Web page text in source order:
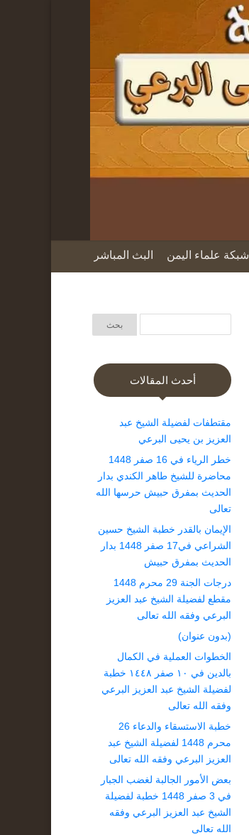
شبكة علماء اليمن البث المباشر
أحدث المقالات
مقتطفات لفضيلة الشيخ عبد
العزيز بن يحيى البرعي
خطر الرياء في 16 صفر 1448
محاضرة للشيخ طاهر الكندي بدار
الحديث بمفرق حبيش حرسها الله
تعالى
الإيمان بالقدر خطبة الشيخ حسين
الشراعي في17 صفر 1448 بدار
الحديث بمفرق حبيش
درجات الجنة 29 محرم 1448
مقطع لفضيلة الشيخ عبد العزيز
البرعي وفقه الله تعالى
(بدون عنوان)
الخطوات العملية في الكمال
بالدين في ١٠ صفر ١٤٤٨ خطبة
لفضيلة الشيخ عبد العزيز البرعي
وفقه الله تعالى
خطبة الاستسقاء والدعاء 26
محرم 1448 لفضيلة الشيخ عبد
العزيز البرعي وفقه الله تعالى
بعض الأمور الجالبة لغضب الجبار
في 3 صفر 1448 خطبة لفضيلة
الشيخ عبد العزيز البرعي وفقه
الله تعالى